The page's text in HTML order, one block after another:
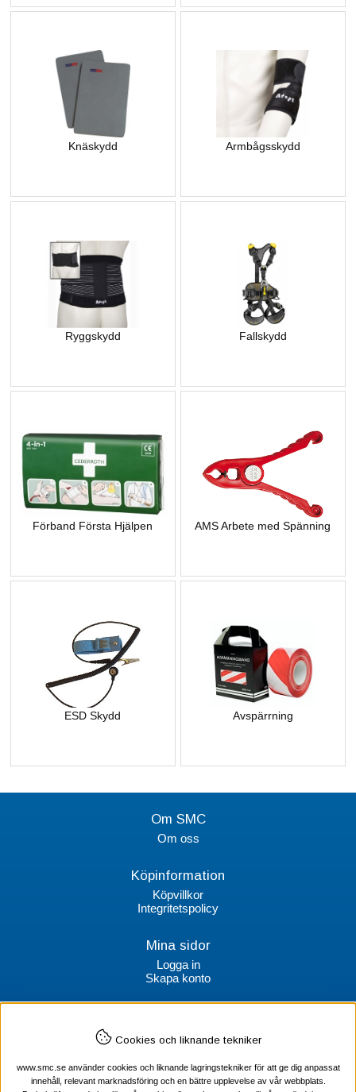
Knäskydd Armbågsskydd
Ryggskydd Fallskydd
Förband Första Hjälpen AMS Arbete med Spänning
ESD Skydd Avspärrning
Om SMC
Om oss
Köpinformation
Köpvillkor
Integritetspolicy
Mina sidor
Logga in
Skapa konto
SMC Stockholms Maskincentral AB
100 64 Stockholm
Cookies och liknande tekniker
www.smc.se använder cookies och liknande lagringstekniker för att ge dig anpassat
innehåll, relevant marknadsföring och en bättre upplevelse av vår webbplats.